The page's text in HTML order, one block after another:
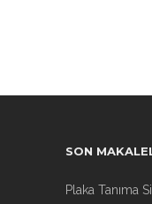
SON
Plaka Tanıma